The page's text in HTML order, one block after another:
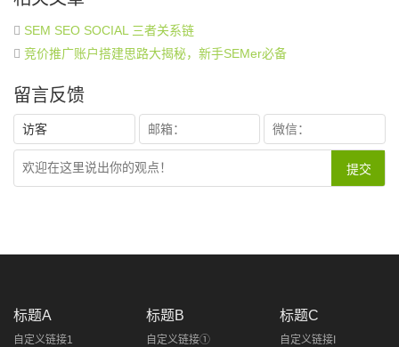
SEM SEO SOCIAL 三者关系链
竞价推广账户搭建思路大揭秘，新手SEMer必备
留言反馈
标题A
自定义链接1
标题B
自定义链接①
标题C
自定义链接I